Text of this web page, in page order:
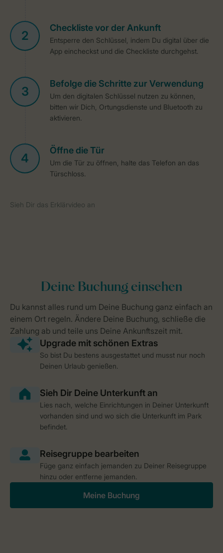
So bist Du bestens ausgestattet und musst nur noch
Deinen Urlaub genießen.
Lies nach, welche Einrichtungen in Deiner Unterkunft
vorhanden sind und wo sich die Unterkunft im Park
befindet.
Füge ganz einfach jemanden zu Deiner Reisegruppe
hinzu oder entferne jemanden.
Meine Buchung